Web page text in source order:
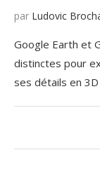
par Ludovic
Google Earth et
distinctes pour
ses détails en